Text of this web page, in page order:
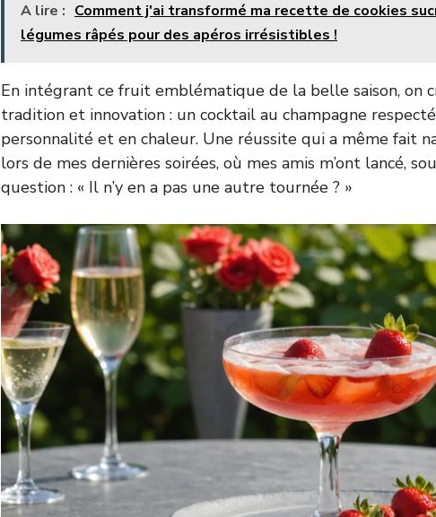
A lire : Comment j'ai transformé ma recette de cookies
légumes râpés pour des apéros irrésistibles !
En intégrant ce fruit emblématique de la belle saison, on
tradition et innovation : un cocktail au champagne
personnalité et en chaleur. Une réussite qui a même fait
lors de mes dernières soirées, où mes amis m’ont lancé,
question : « Il n’y en a pas une autre tournée ? »